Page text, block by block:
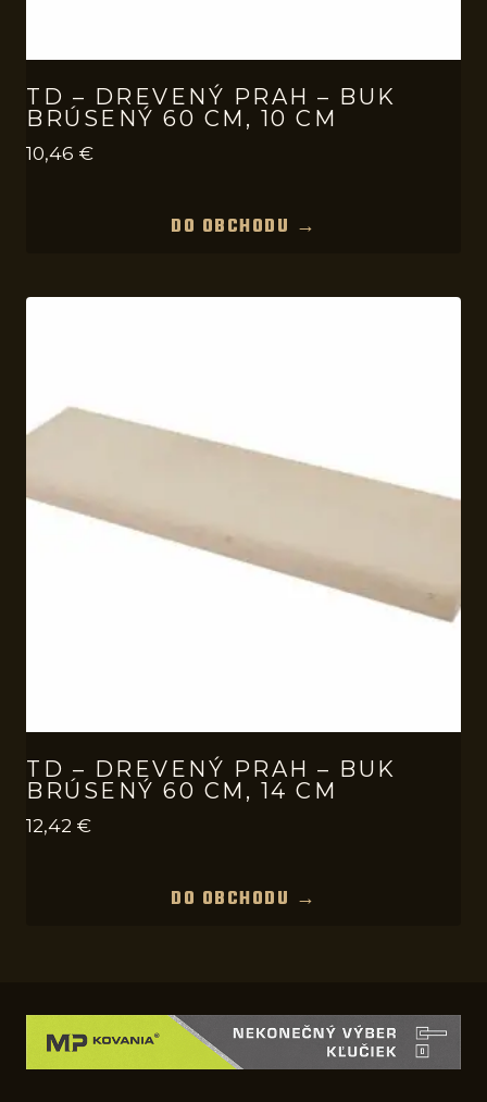
TD – DREVENÝ PRAH – BUK
BRÚSENÝ 60 CM, 10 CM
10,46 €
DO OBCHODU →
TD – DREVENÝ PRAH – BUK
BRÚSENÝ 60 CM, 14 CM
12,42 €
DO OBCHODU →